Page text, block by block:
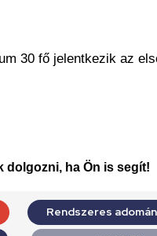
30 fő jelentkezik az
dolgozni, ha Ön is segít!